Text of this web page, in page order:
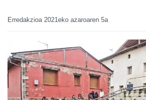
Erredakzioa 2021eko azaroaren 5a